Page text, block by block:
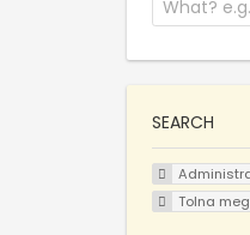
SEARCH
Tolna